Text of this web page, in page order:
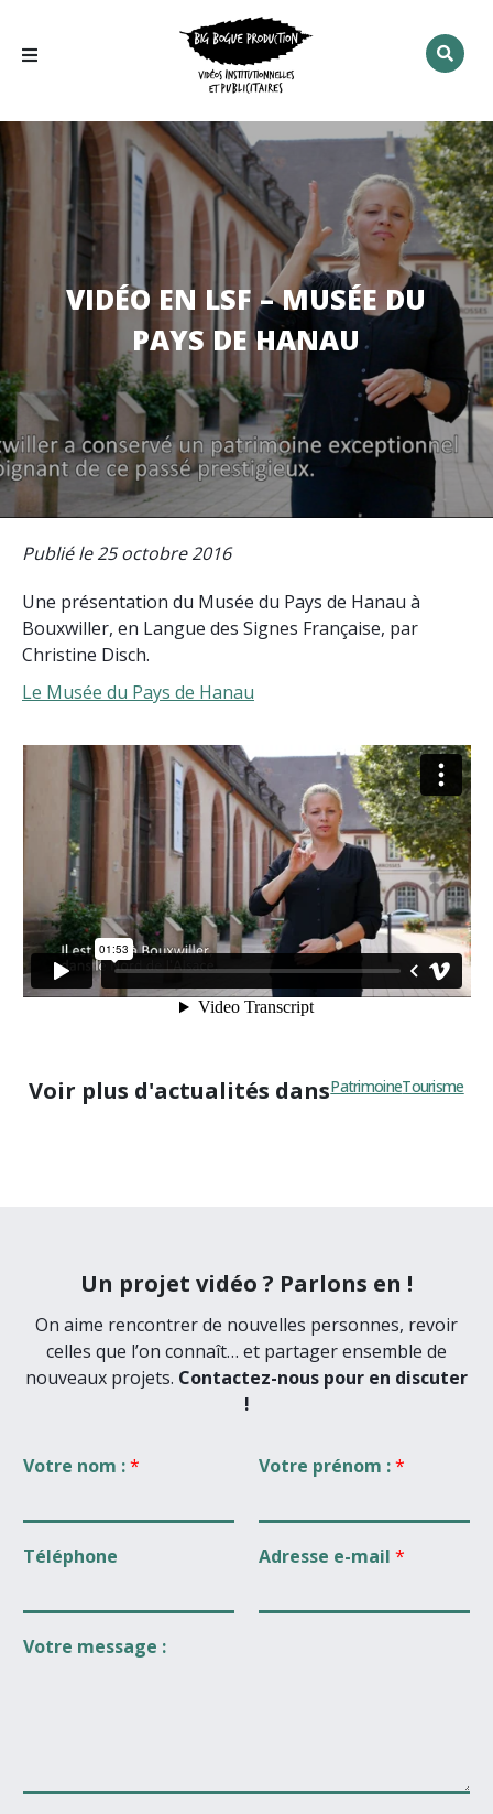
Rechercher
VIDÉO EN LSF – MUSÉE DU
PAYS DE HANAU
Publié le 25 octobre 2016
Une présentation du Musée du Pays de Hanau à
Bouxwiller, en Langue des Signes Française, par
Christine Disch.
Le Musée du Pays de Hanau
Voir plus d'actualités dansPatrimoineTourisme
Un projet vidéo ? Parlons en !
On aime rencontrer de nouvelles personnes, revoir
celles que l’on connaît… et partager ensemble de
nouveaux projets. Contactez-nous pour en discuter
!
Votre nom :* Votre prénom :*
Téléphone Adresse e-mail *
Votre message :